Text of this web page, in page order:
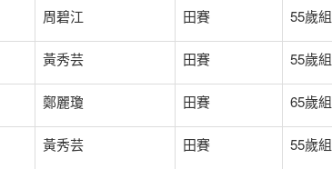
周碧江 田賽 55歲組
黃秀芸 田賽 55歲組
鄭麗瓊 田賽 65歲組
黃秀芸 田賽 55歲組